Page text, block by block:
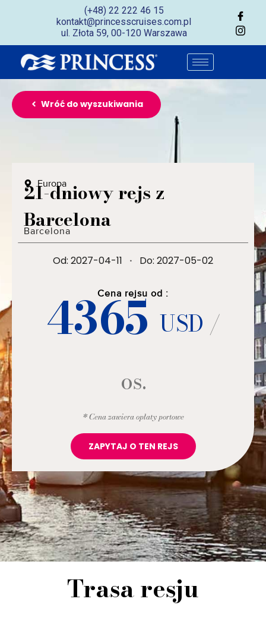
(+48) 22 222 46 15
kontakt@princesscruises.com.pl
ul. Złota 59, 00-120 Warszawa
Wróć do wyszukiwania
Europa
21-dniowy rejs z
Barcelona
Barcelona
Od: 2027-04-11 · Do: 2027-05-02
Cena rejsu od :
4365USD /
os.
* Cena zawiera opłaty portowe
ZAPYTAJ O TEN REJS
Trasa resju